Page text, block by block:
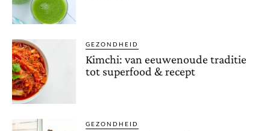
GEZONDHEID
Kimchi: van eeuwenoude traditie
tot superfood & recept
GEZONDHEID